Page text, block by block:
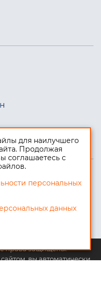
права защищены.
вы автоматически
для наилучшего
Продолжая
соглашаетесь с
персональных
данных